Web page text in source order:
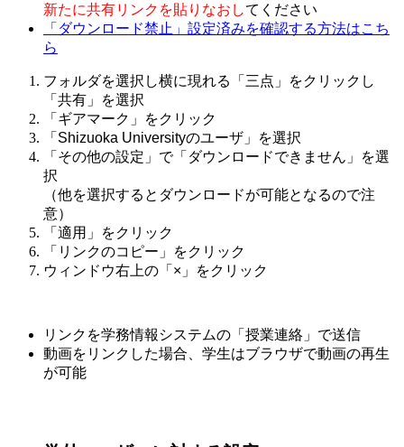
新たに共有リンクを貼りなおしてください
「ダウンロード禁止」設定済みを確認する方法はこち
ら
フォルダを選択し横に現れる「三点」をクリックし
「共有」を選択
「ギアマーク」をクリック
「Shizuoka Universityのユーザ」を選択
「その他の設定」で「ダウンロードできません」を選
択
（他を選択するとダウンロードが可能となるので注
意）
「適用」をクリック
「リンクのコピー」をクリック
ウィンドウ右上の「×」をクリック
リンクを学務情報システムの「授業連絡」で送信
動画をリンクした場合、学生はブラウザで動画の再生
が可能